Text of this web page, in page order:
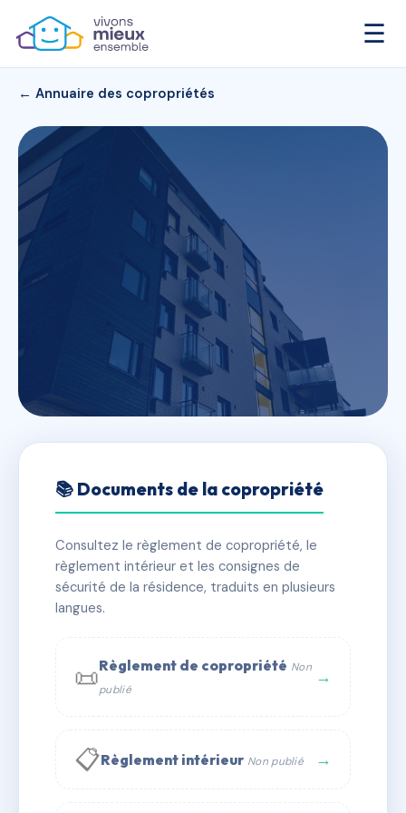
☰
← Annuaire des copropriétés
6 MONDOVI
✓ Immatriculée 🏠 22 lots 🏗 1 bâtiment(s)
📞 Contacter Syndic Digital
📚 Documents de la copropriété
Consultez le règlement de copropriété, le
règlement intérieur et les consignes de
sécurité de la résidence, traduits en plusieurs
langues.
📜Règlement de copropriété Non
publié
→
📋Règlement intérieur Non publié →